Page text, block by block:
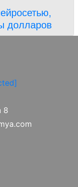
долларов
8